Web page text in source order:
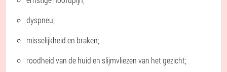
dyspneu;
misselijkheid en braken;
roodheid van de huid en slijmvliezen van het gezicht;